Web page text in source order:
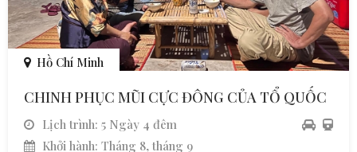
Hồ Chí Minh
CHINH PHỤC MŨI CỰC ĐÔNG CỦA TỔ QUỐC
Lịch trình: 5 Ngày 4 đêm
Khởi hành: Tháng 8, tháng 9